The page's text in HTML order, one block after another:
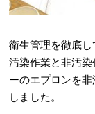
衛生管理を徹底し
汚染作業と非汚
ーのエプロンを
しました。